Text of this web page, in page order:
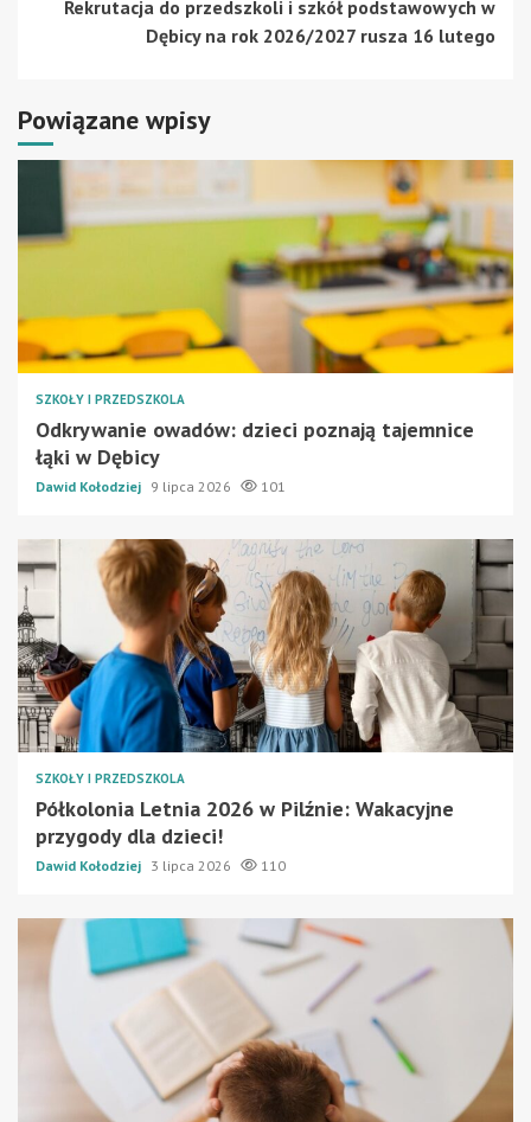
Rekrutacja do przedszkoli i szkół podstawowych w
Dębicy na rok 2026/2027 rusza 16 lutego
Powiązane wpisy
SZKOŁY I PRZEDSZKOLA
Odkrywanie owadów: dzieci poznają tajemnice
łąki w Dębicy
Dawid Kołodziej 9 lipca 2026 101
SZKOŁY I PRZEDSZKOLA
Półkolonia Letnia 2026 w Pilźnie: Wakacyjne
przygody dla dzieci!
Dawid Kołodziej 3 lipca 2026 110